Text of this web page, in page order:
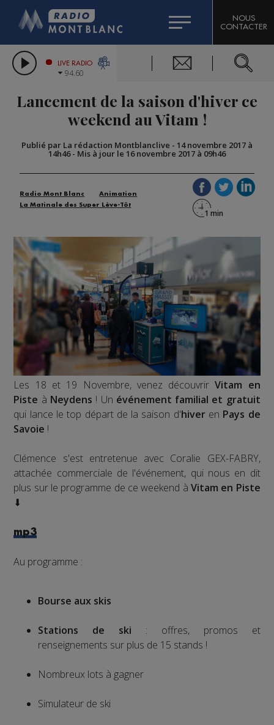
LES CHRONIQUES DE L'EXPERT
CITIZEN MACHINERY
GRAND MASSIF DOMAINES SKIABLES
BIGARD
COMPAGNIE DU MONT-BLANC
NOUS
CONTACTER
LIVE RADIO
94.60
Lancement de la saison d'hiver ce
weekend au Vitam !
Publié par La rédaction Montblanclive - 14 novembre 2017 à
14h46- Mis à jour le 16 novembre 2017 à 09h46
Radio Mont Blanc
Animation
La Matinale des Super Lève-Tôt
Les 18 et 19 Novembre, venez découvrirVitam en
Piste à Neydens ! Un événement familial et gratuit
qui lance le top départ de la saison d'hiveren Pays de
Savoie !
Clémence s'est entretenue avec Coralie GEX-FABRY,
attachée commerciale de l'événement, qui nous en dit
plus sur le programme de ce weekend à Vitam en Piste
⬇
mp3
Au programme :
Bourse aux skis
Stations de ski : offres, promos et
renseignements sur plus de 15 stands !
Nombreux lots à gagner
Simulateur de ski